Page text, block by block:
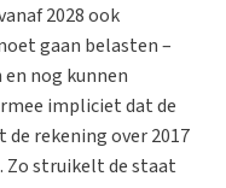
2028 ook
gaan belasten –
nog kunnen
impliciet dat de
rekening over 2017
Zo struikelt de staat